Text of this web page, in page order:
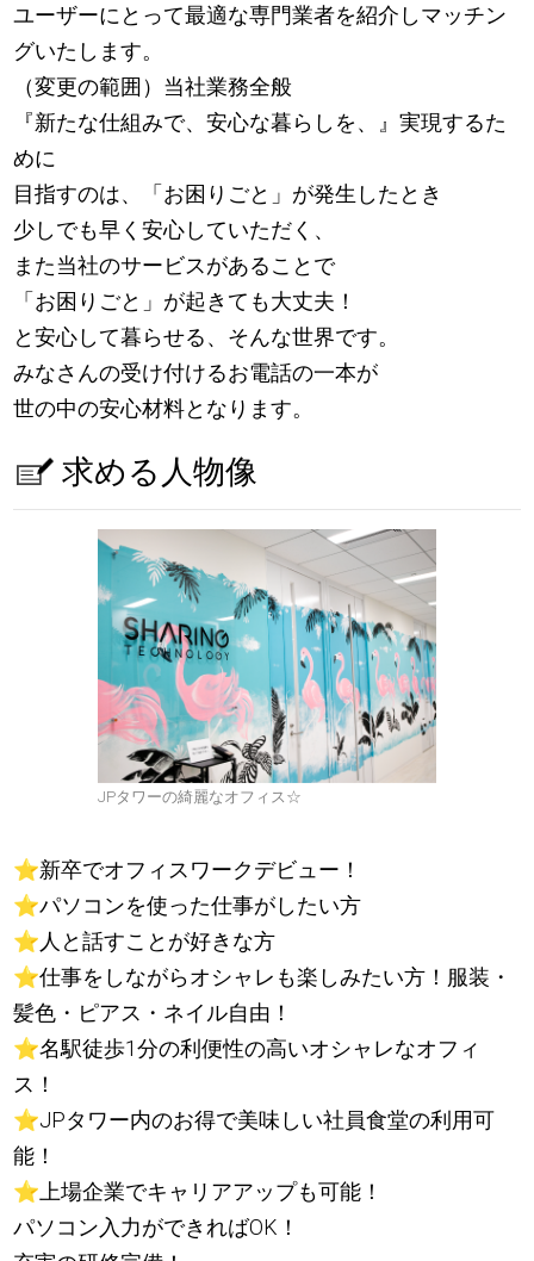
ユーザーにとって最適な専門業者を紹介しマッチン
グいたします。
（変更の範囲）当社業務全般
『新たな仕組みで、安心な暮らしを、』実現するた
めに
目指すのは、「お困りごと」が発生したとき
少しでも早く安心していただく、
また当社のサービスがあることで
「お困りごと」が起きても大丈夫！
と安心して暮らせる、そんな世界です。
みなさんの受け付けるお電話の一本が
世の中の安心材料となります。
求める人物像
JPタワーの綺麗なオフィス☆
⭐️️新卒でオフィスワークデビュー！
⭐️️️パソコンを使った仕事がしたい方
⭐️️️人と話すことが好きな方
⭐️️仕事をしながらオシャレも楽しみたい方！服装・
髪色・ピアス・ネイル自由！
⭐️️名駅徒歩1分の利便性の高いオシャレなオフィ
ス！
⭐️️JPタワー内のお得で美味しい社員食堂の利用可
能！
⭐️️上場企業でキャリアアップも可能！
パソコン入力ができればOK！